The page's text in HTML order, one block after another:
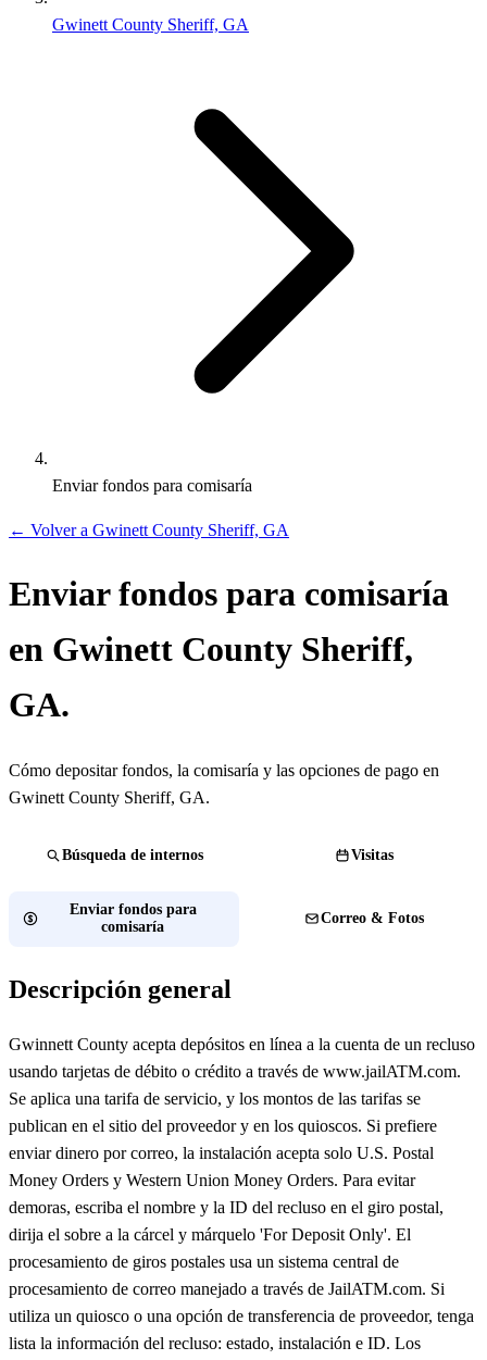
Gwinett County Sheriff, GA
Enviar fondos para comisaría
← Volver a Gwinett County Sheriff, GA
Enviar fondos para comisaría
en Gwinett County Sheriff,
GA.
Cómo depositar fondos, la comisaría y las opciones de pago en
Gwinett County Sheriff, GA.
Búsqueda de internos Visitas
Enviar fondos para
comisaría
Correo & Fotos
Descripción general
Gwinnett County acepta depósitos en línea a la cuenta de un recluso
usando tarjetas de débito o crédito a través de www.jailATM.com.
Se aplica una tarifa de servicio, y los montos de las tarifas se
publican en el sitio del proveedor y en los quioscos. Si prefiere
enviar dinero por correo, la instalación acepta solo U.S. Postal
Money Orders y Western Union Money Orders. Para evitar
demoras, escriba el nombre y la ID del recluso en el giro postal,
dirija el sobre a la cárcel y márquelo 'For Deposit Only'. El
procesamiento de giros postales usa un sistema central de
procesamiento de correo manejado a través de JailATM.com. Si
utiliza un quiosco o una opción de transferencia de proveedor, tenga
lista la información del recluso: estado, instalación e ID. Los